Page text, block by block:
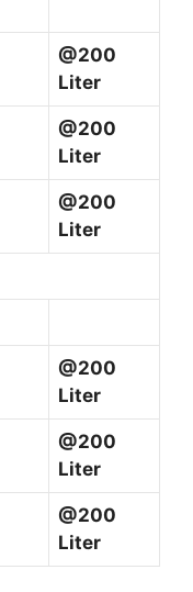
@200
Liter
@200
Liter
@200
Liter
@200
Liter
@200
Liter
@200
Liter